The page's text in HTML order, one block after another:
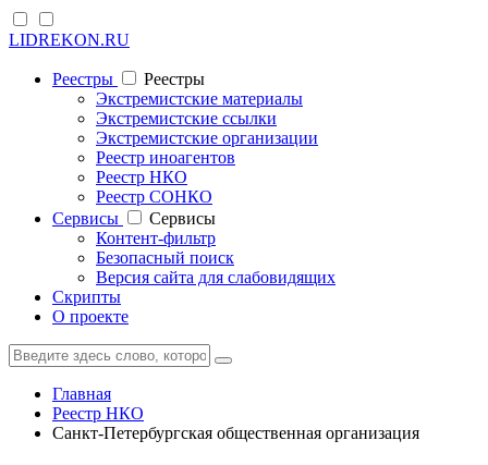
LIDREKON.RU
Реестры
Реестры
Экстремистские материалы
Экстремистские ссылки
Экстремистские организации
Реестр иноагентов
Реестр НКО
Реестр СОНКО
Cервисы
Cервисы
Контент-фильтр
Безопасный поиск
Версия сайта для слабовидящих
Скрипты
О проекте
Главная
Реестр НКО
Санкт-Петербургская общественная организация